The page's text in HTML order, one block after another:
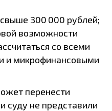
300 000 рублей;
возможности
со всеми
и микрофинансовыми
перенести
суду не представили